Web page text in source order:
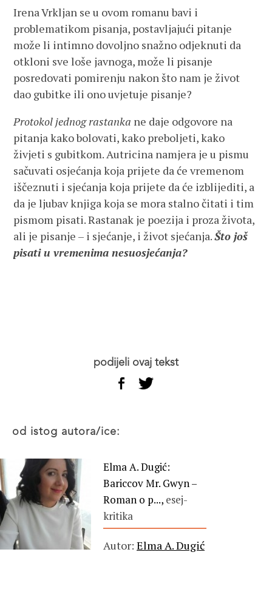
Irena Vrkljan se u ovom romanu bavi i
problematikom pisanja, postavljajući pitanje
može li intimno dovoljno snažno odjeknuti da
otkloni sve loše javnoga, može li pisanje
posredovati pomirenju nakon što nam je život
dao gubitke ili ono uvjetuje pisanje?
Protokol jednog rastanka ne daje odgovore na
pitanja kako bolovati, kako preboljeti, kako
živjeti s gubitkom. Autricina namjera je u pismu
sačuvati osjećanja koja prijete da će vremenom
iščeznuti i sjećanja koja prijete da će izblijediti, a
da je ljubav knjiga koja se mora stalno čitati i tim
pismom pisati. Rastanak je poezija i proza života,
ali je pisanje – i sjećanje, i život sjećanja.Što još
pisati u vremenima nesuosjećanja?
podijeli ovaj tekst
od istog autora/ice:
Elma A. Dugić:
Bariccov Mr. Gwyn –
Roman o p..., esej-
kritika
Autor: Elma A. Dugić